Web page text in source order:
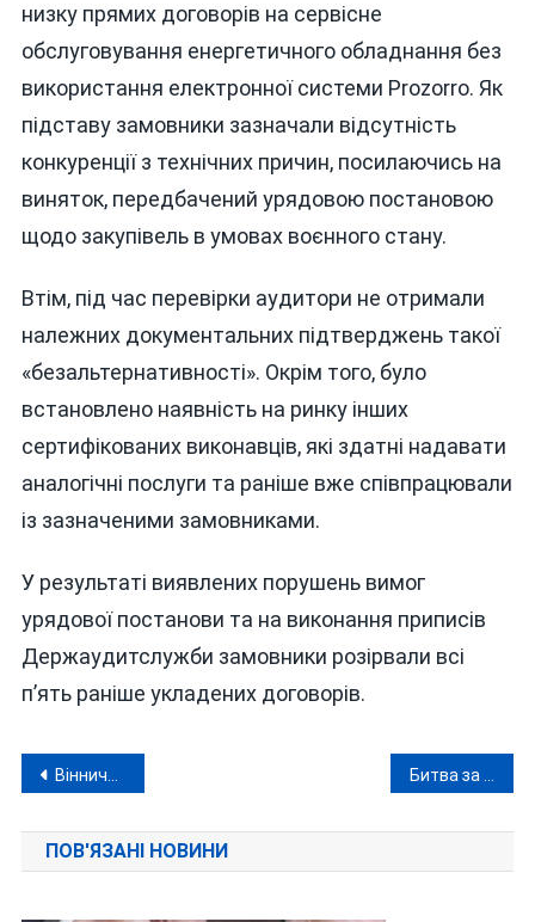
низку прямих договорів на сервісне
обслуговування енергетичного обладнання без
використання електронної системи Prozorro. Як
підставу замовники зазначали відсутність
конкуренції з технічних причин, посилаючись на
виняток, передбачений урядовою постановою
щодо закупівель в умовах воєнного стану.
Втім, під час перевірки аудитори не отримали
належних документальних підтверджень такої
«безальтернативності». Окрім того, було
встановлено наявність на ринку інших
сертифікованих виконавців, які здатні надавати
аналогічні послуги та раніше вже співпрацювали
із зазначеними замовниками.
У результаті виявлених порушень вимог
урядової постанови та на виконання приписів
Держаудитслужби замовники розірвали всі
п’ять раніше укладених договорів.
Навігація
записів
Вінниччина зберігає лідерство в цукровій галузі України на тлі історичного скорочення посівних площ Битва за Сосонку: чому мешканці села на Вінниччині виступають проти видобутку піску
ПОВ'ЯЗАНІ НОВИНИ